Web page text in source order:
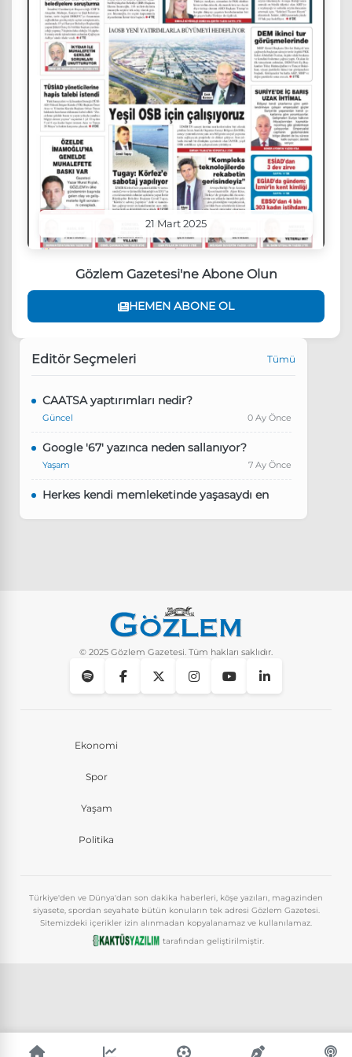
21 Mart 2025
Gözlem Gazetesi'ne Abone Olun
HEMEN ABONE OL
Editör Seçmeleri Tümü
CAATSA yaptırımları nedir?
Güncel 0 Ay Önce
Google '67' yazınca neden sallanıyor?
Yaşam 7 Ay Önce
Herkes kendi memleketinde yaşasaydı en
Instagram’da keşfet nasıl temizlenir?
© 2025 Gözlem Gazetesi. Tüm hakları saklıdır.
Ekonomi
Spor
Yaşam
Politika
Türkiye'den ve Dünya'dan son dakika haberleri, köşe yazıları, magazinden
siyasete, spordan seyahate bütün konuların tek adresi Gözlem Gazetesi.
Sitemizdeki içerikler izin alınmadan kopyalanamaz ve kullanılamaz.
tarafından geliştirilmiştir.